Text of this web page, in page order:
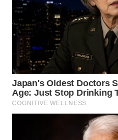
TAPANULI
SELATAN
WN
TANJUNG
LESUNG
WN
KARO